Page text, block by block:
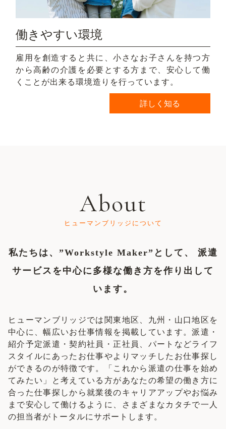
働きやすい環境
雇用を創造すると共に、小さなお子さんを持つ方
から高齢の介護を必要とする方まで、安心して働
くことが出来る環境造りを行っています。
詳しく知る
About
ヒューマンブリッジについて
私たちは、”Workstyle Maker”として、 派遣
サービスを中心に多様な働き方を作り出して
います。
ヒューマンブリッジでは関東地区、九州・山口地区を
中心に、幅広いお仕事情報を掲載しています。派遣・
紹介予定派遣・契約社員・正社員、パートなどライフ
スタイルにあったお仕事やよりマッチしたお仕事探し
ができるのが特徴です。「これから派遣の仕事を始め
てみたい」と考えている方があなたの希望の働き方に
合った仕事探しから就業後のキャリアアップやお悩み
まで安心して働けるように、さまざまなカタチで一人
の担当者がトータルにサポートします。